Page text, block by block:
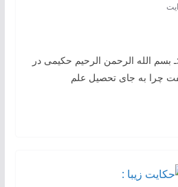
زیبا :ـ بسم الله الرحمن الرحیم حکیمی در
چرا به جای تحصیل علم